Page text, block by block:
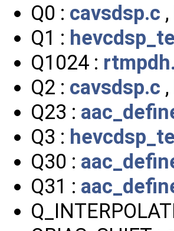
Q0 : cavsdsp.c ,
Q1 :
Q1024 :
Q2 : cavsdsp.c ,
Q23 :
Q3 :
Q30 :
Q31 :